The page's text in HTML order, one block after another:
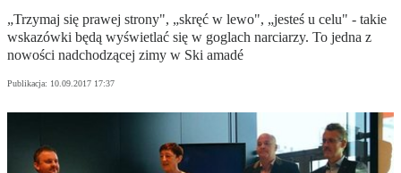
„Trzymaj się prawej strony", „skręć w lewo", „jesteś u celu" - takie
wskazówki będą wyświetlać się w goglach narciarzy. To jedna z
nowości nadchodzącej zimy w Ski amadé
Publikacja: 10.09.2017 17:37